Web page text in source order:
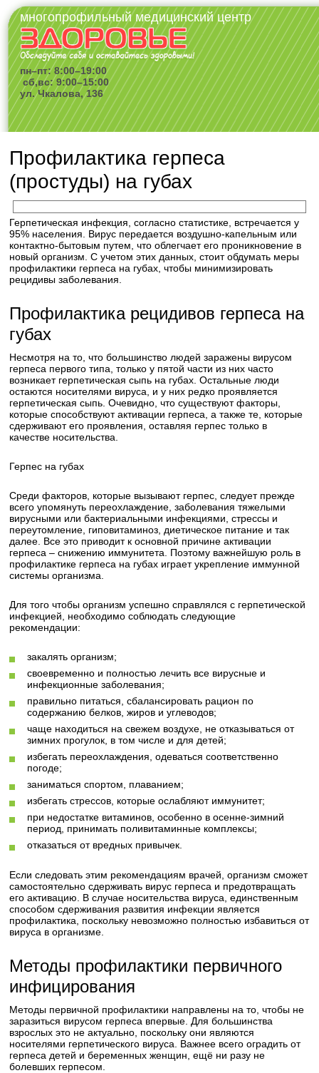
многопрофильный медицинский центр
пн–пт: 8:00–19:00
сб,вс: 9:00–15:00
ул. Чкалова, 136
Профилактика герпеса
(простуды) на губах
Герпетическая инфекция, согласно статистике, встречается у
95% населения. Вирус передается воздушно-капельным или
контактно-бытовым путем, что облегчает его проникновение в
новый организм. С учетом этих данных, стоит обдумать меры
профилактики герпеса на губах, чтобы минимизировать
рецидивы заболевания.
Профилактика рецидивов герпеса на
губах
Несмотря на то, что большинство людей заражены вирусом
герпеса первого типа, только у пятой части из них часто
возникает герпетическая сыпь на губах. Остальные люди
остаются носителями вируса, и у них редко проявляется
герпетическая сыпь. Очевидно, что существуют факторы,
которые способствуют активации герпеса, а также те, которые
сдерживают его проявления, оставляя герпес только в
качестве носительства.
Герпес на губах
Среди факторов, которые вызывают герпес, следует прежде
всего упомянуть переохлаждение, заболевания тяжелыми
вирусными или бактериальными инфекциями, стрессы и
переутомление, гиповитаминоз, диетическое питание и так
далее. Все это приводит к основной причине активации
герпеса – снижению иммунитета. Поэтому важнейшую роль в
профилактике герпеса на губах играет укрепление иммунной
системы организма.
Для того чтобы организм успешно справлялся с герпетической
инфекцией, необходимо соблюдать следующие
рекомендации:
закалять организм;
своевременно и полностью лечить все вирусные и
инфекционные заболевания;
правильно питаться, сбалансировать рацион по
содержанию белков, жиров и углеводов;
чаще находиться на свежем воздухе, не отказываться от
зимних прогулок, в том числе и для детей;
избегать переохлаждения, одеваться соответственно
погоде;
заниматься спортом, плаванием;
избегать стрессов, которые ослабляют иммунитет;
при недостатке витаминов, особенно в осенне-зимний
период, принимать поливитаминные комплексы;
отказаться от вредных привычек.
Если следовать этим рекомендациям врачей, организм сможет
самостоятельно сдерживать вирус герпеса и предотвращать
его активацию. В случае носительства вируса, единственным
способом сдерживания развития инфекции является
профилактика, поскольку невозможно полностью избавиться от
вируса в организме.
Методы профилактики первичного
инфицирования
Методы первичной профилактики направлены на то, чтобы не
заразиться вирусом герпеса впервые. Для большинства
взрослых это не актуально, поскольку они являются
носителями герпетического вируса. Важнее всего оградить от
герпеса детей и беременных женщин, ещё ни разу не
болевших герпесом.